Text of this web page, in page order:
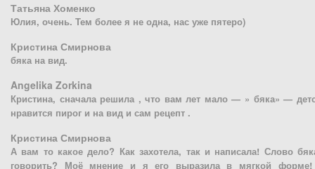
Татьяна Хоменко
Юлия, очень. Тем более я не одна, нас уже пятеро)
Кристина Смирнова
бяка на вид.
Angelika Zorkina
Кристина, сначала решила , что вам лет мало — » бяка» —
нравится пирог и на вид и сам рецепт .
Кристина Смирнова
А вам то какое дело? Как захотела, так и написала! Слово
говорить? Моё мнение и я его выразила в мягкой